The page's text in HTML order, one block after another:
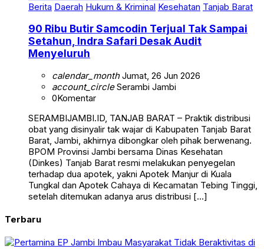
Berita Daerah Hukum & Kriminal Kesehatan Tanjab Barat
90 Ribu Butir Samcodin Terjual Tak Sampai
Setahun, Indra Safari Desak Audit
Menyeluruh
calendar_monthJumat, 26 Jun 2026
account_circleSerambi Jambi
0Komentar
SERAMBIJAMBI.ID, TANJAB BARAT – Praktik distribusi
obat yang disinyalir tak wajar di Kabupaten Tanjab Barat
Barat, Jambi, akhirnya dibongkar oleh pihak berwenang.
BPOM Provinsi Jambi bersama Dinas Kesehatan
(Dinkes) Tanjab Barat resmi melakukan penyegelan
terhadap dua apotek, yakni Apotek Manjur di Kuala
Tungkal dan Apotek Cahaya di Kecamatan Tebing Tinggi,
setelah ditemukan adanya arus distribusi […]
Terbaru